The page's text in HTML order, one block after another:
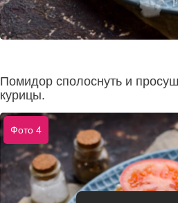
Помидор сполоснуть и
курицы.
Фото 4